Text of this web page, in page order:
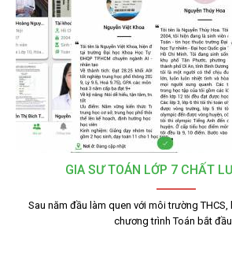
GIA SƯ TOÁN LỚP 7 CHẤT
Sau năm đầu làm quen với môi trường
chương trình Toán bắt